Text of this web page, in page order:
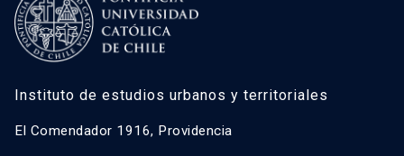
Instituto de estudios urbanos y territoriales
El Comendador 1916, Providencia